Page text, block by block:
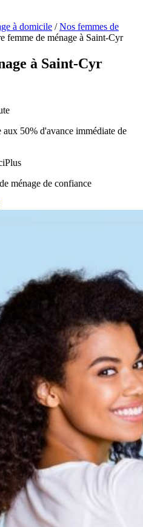
à domicile /Nos femmes de
femme de ménage à Saint-Cyr
à Saint-Cyr
aux 50% d'avance immédiate de
ménage de confiance